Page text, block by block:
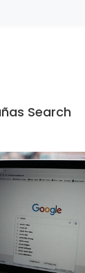
Search